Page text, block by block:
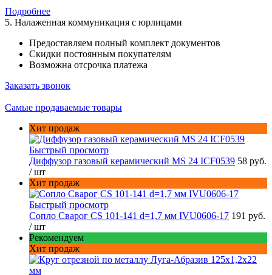
Подробнее
5. Налаженная коммуникация с юрлицами
Предоставляем полный комплект документов
Скидки постоянным покупателям
Возможна отсрочка платежа
Заказать звонок
Самые продаваемые товары
Хит продаж
Быстрый просмотр
Диффузор газовый керамический MS 24 ICF0539 58 руб.
/ шт
Хит продаж
Быстрый просмотр
Сопло Сварог CS 101-141 d=1,7 мм IVU0606-17 191 руб.
/ шт
Рекомендуем
Хит продаж